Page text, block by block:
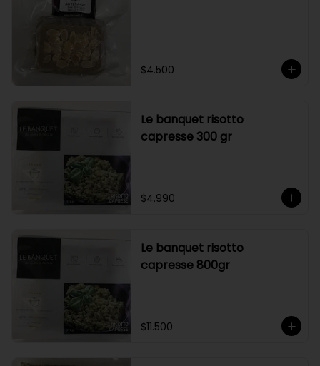
$4.500
Le banquet risotto
capresse 300 gr
$4.990
Le banquet risotto
capresse 800gr
$11.500